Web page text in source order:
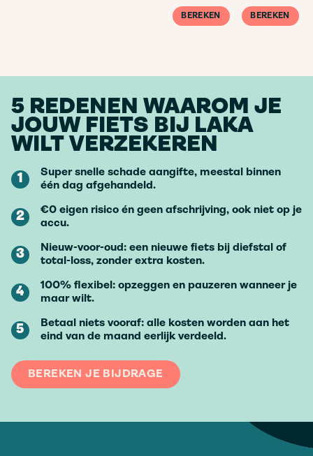
BEREKEN BEREKEN
BEREKEN JE BIJDRAGE
5 REDENEN WAAROM JE
JOUW FIETS BIJ LAKA
WILT VERZEKEREN
1
Super snelle schade aangifte, meestal binnen
één dag afgehandeld.
2
€0 eigen risico én geen afschrijving, ook niet op je
accu.
3
Nieuw-voor-oud: een nieuwe fiets bij diefstal of
total-loss, zonder extra kosten.
4
100% flexibel: opzeggen en pauzeren wanneer je
maar wilt.
5
Betaal niets vooraf: alle kosten worden aan het
eind van de maand eerlijk verdeeld.